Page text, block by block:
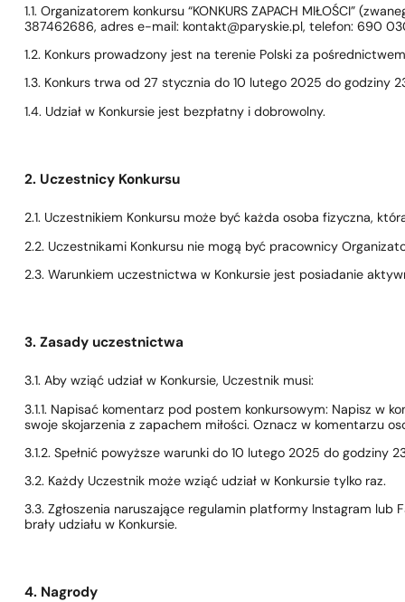
1.1. Organizatorem konkursu “KONKURS ZAPACH MIŁOŚCI”
387462686, adres e-mail: kontakt@paryskie.pl, telefon: 690
1.2. Konkurs prowadzony jest na terenie Polski za
1.3. Konkurs trwa od 27 stycznia do 10 lutego 2025 do godziny
1.4. Udział w Konkursie jest bezpłatny i dobrowolny.
2. Uczestnicy Konkursu
2.1. Uczestnikiem Konkursu może być każda osoba fizyczna,
2.2. Uczestnikami Konkursu nie mogą być pracownicy
2.3. Warunkiem uczestnictwa w Konkursie jest posiadanie
3. Zasady uczestnictwa
3.1. Aby wziąć udział w Konkursie, Uczestnik musi:
3.1.1. Napisać komentarz pod postem konkursowym: Napisz w
swoje skojarzenia z zapachem miłości. Oznacz w komentarzu
3.1.2. Spełnić powyższe warunki do 10 lutego 2025 do godziny
3.2. Każdy Uczestnik może wziąć udział w Konkursie tylko raz.
3.3. Zgłoszenia naruszające regulamin platformy Instagram
brały udziału w Konkursie.
4. Nagrody